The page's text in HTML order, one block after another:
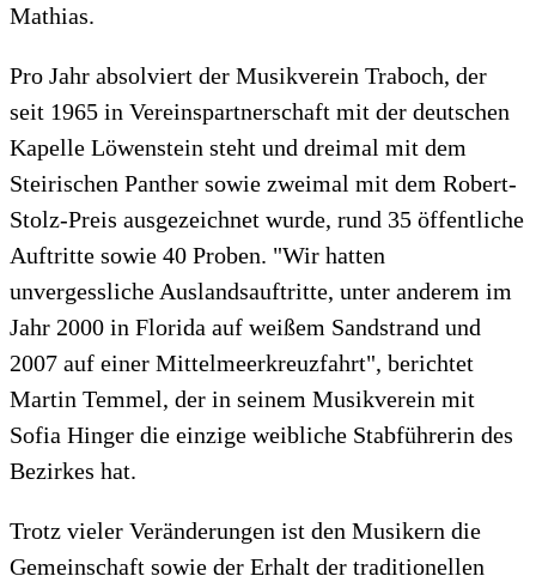
Mathias.
Pro Jahr absolviert der Musikverein Traboch, der
seit 1965 in Vereinspartnerschaft mit der deutschen
Kapelle Löwenstein steht und dreimal mit dem
Steirischen Panther sowie zweimal mit dem Robert-
Stolz-Preis ausgezeichnet wurde, rund 35 öffentliche
Auftritte sowie 40 Proben. "Wir hatten
unvergessliche Auslandsauftritte, unter anderem im
Jahr 2000 in Florida auf weißem Sandstrand und
2007 auf einer Mittelmeerkreuzfahrt", berichtet
Martin Temmel, der in seinem Musikverein mit
Sofia Hinger die einzige weibliche Stabführerin des
Bezirkes hat.
Trotz vieler Veränderungen ist den Musikern die
Gemeinschaft sowie der Erhalt der traditionellen